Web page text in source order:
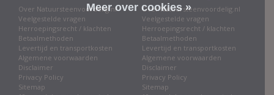
Over Natuursteenvoordelig.nl
Veelgestelde vragen
Herroepingsrecht / klachten
Betaalmethoden
Levertijd en transportkosten
Algemene voorwaarden
Disclaimer
Privacy Policy
Sitemap
Over Natuursteenvoordelig.nl
Veelgestelde vragen
Herroepingsrecht / klachten
Betaalmethoden
Levertijd en transportkosten
Algemene voorwaarden
Disclaimer
Privacy Policy
Sitemap
Meer over cookies »